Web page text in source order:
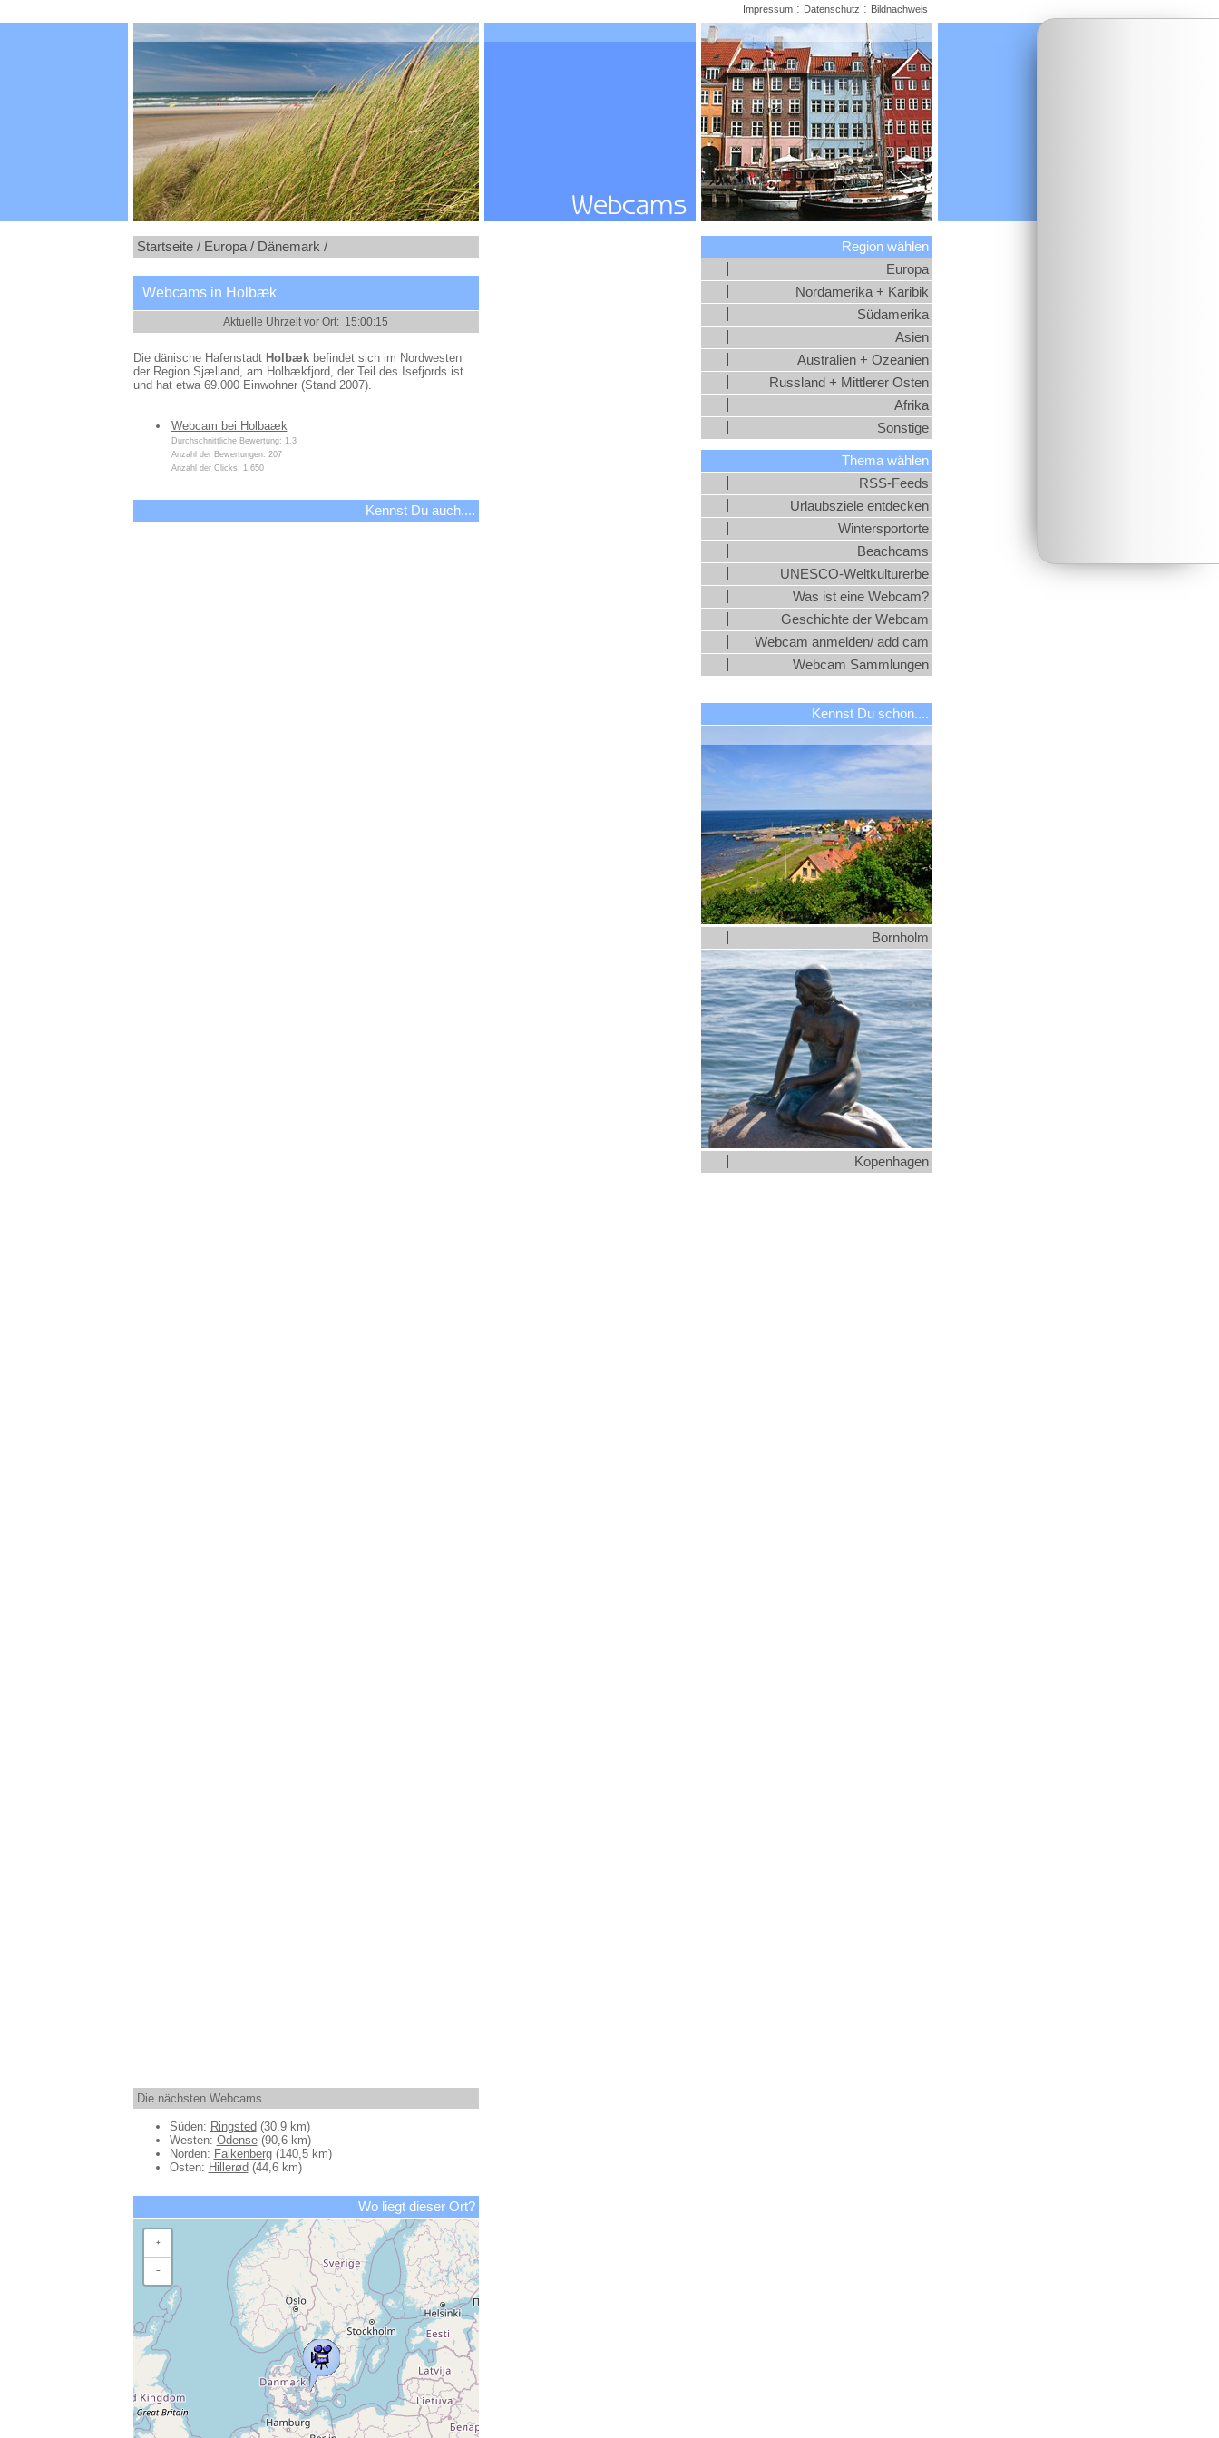
Startseite / Europa / Dänemark /
Webcams in Holbæk
Die dänische Hafenstadt Holbækbefindet sich im Nordwesten
der Region Sjælland, am Holbækfjord, der Teil des Isefjords ist
und hat etwa 69.000 Einwohner (Stand 2007).
Webcam bei Holbaæk
Durchschnittliche Bewertung: 1,3
Anzahl der Bewertungen: 207
Anzahl der Clicks: 1.650
Kennst Du auch....
Die nächsten Webcams
Süden: Ringsted (30,9 km)
Westen: Odense(90,6 km)
Norden: Falkenberg(140,5 km)
Osten: Hillerød (44,6 km)
Wo liegt dieser Ort?
+
−
Region wählen
Europa
Nordamerika + Karibik
Südamerika
Asien
Australien + Ozeanien
Russland + Mittlerer Osten
Afrika
Sonstige
Thema wählen
RSS-Feeds
Urlaubsziele entdecken
Wintersportorte
Beachcams
UNESCO-Weltkulturerbe
Was ist eine Webcam?
Geschichte der Webcam
Webcam anmelden/ add cam
Webcam Sammlungen
Kennst Du schon....
Bornholm
Kopenhagen
Impressum: Datenschutz : Bildnachweis